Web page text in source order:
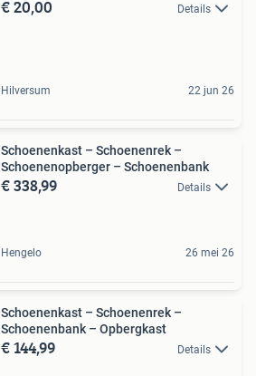
€ 20,00 Details
Hilversum 22 jun 26
Schoenenkast – Schoenenrek –
Schoenenopberger – Schoenenbank
€ 338,99 Details
Hengelo 26 mei 26
Schoenenkast – Schoenenrek –
Schoenenbank – Opbergkast
€ 144,99 Details